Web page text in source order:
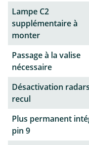
Lampe C2
supplémentaire à
monter
Passage à la valise
nécessaire
Désactivation
recul
Plus permanent
pin 9